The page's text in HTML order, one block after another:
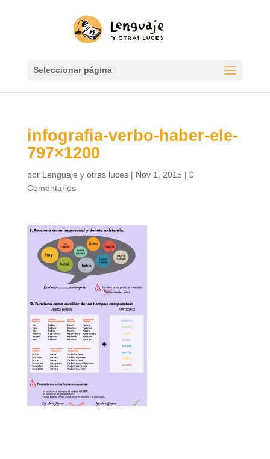
Seleccionar página
infografia-verbo-haber-ele-
797×1200
por Lenguaje y otras luces| Nov 1, 2015 | 0
Comentarios